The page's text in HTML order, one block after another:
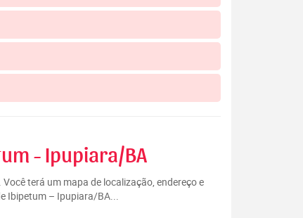
- Ipupiara/BA
terá um mapa de localização, endereço e
Ibipetum – Ipupiara/BA...